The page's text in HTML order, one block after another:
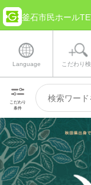
Language こだわり
こだわり
条件